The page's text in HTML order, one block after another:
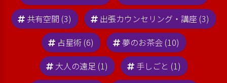
共有空間 (3)
出張カウンセリング・講座 (3)
占星術 (6)
夢のお茶会 (10)
大人の遠足 (1)
手しごと (1)